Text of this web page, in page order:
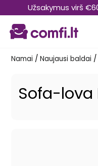
prie
turinio
Užsakymus virš
Namai / Naujausi baldai /
Sofa-lova